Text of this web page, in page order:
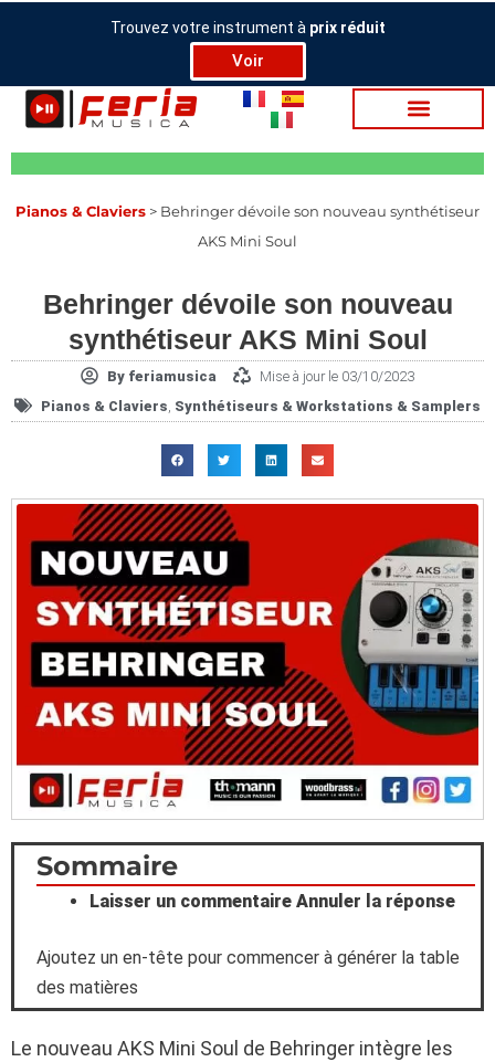
Aller
Trouvez votre instrument à prix réduit
Voir
Pia­nos & Cla­viers > Behringer dévoile son nouveau synthétiseur
AKS Mini Soul
Behringer dévoile son nouveau
synthétiseur AKS Mini Soul
By feriamusica
Mise à jour le 03/10/2023
Pia­nos & Cla­viers Synthétiseurs & Workstations & Samplers
Sommaire
Laisser un commentaire Annuler la réponse
Ajoutez un en-tête pour commencer à générer la table
des matières
Scroll
Top
Le nouveau AKS Mini Soul de Behringer intègre les